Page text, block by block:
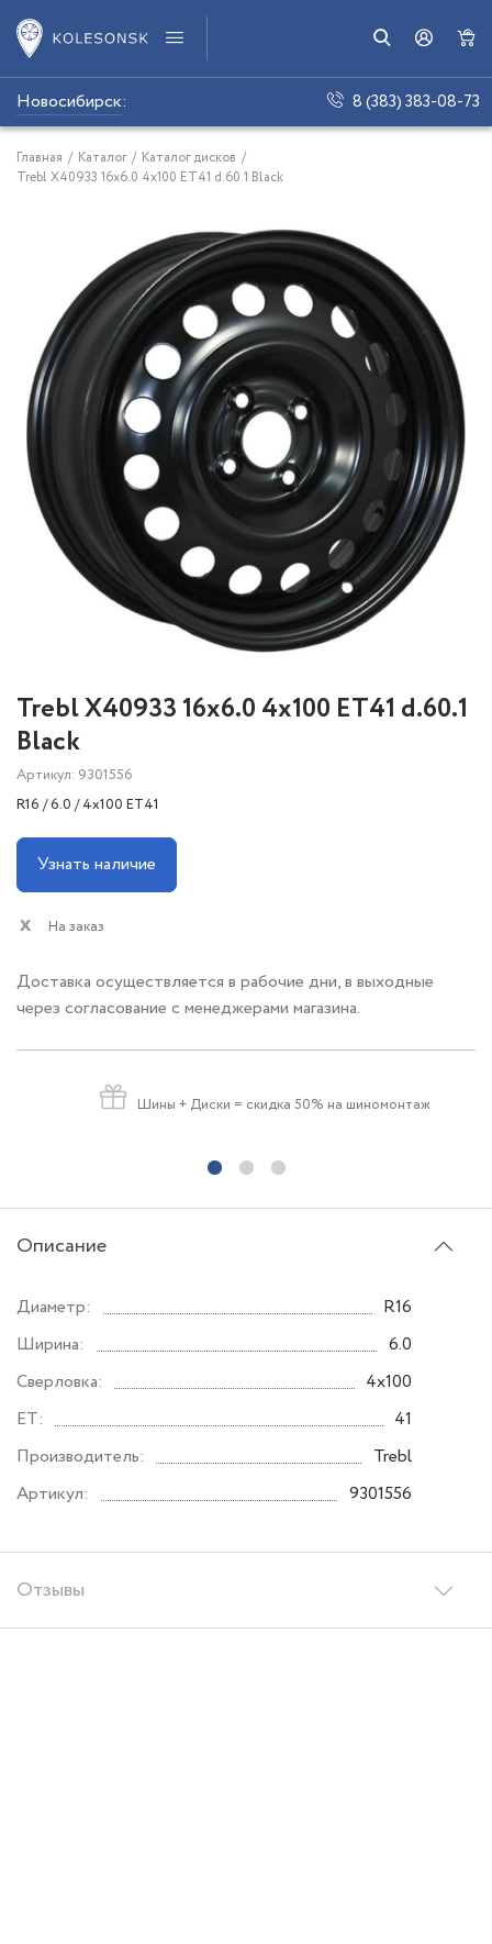
Новосибирск: 8 (383) 383-08-73
Главная / Каталог / Каталог дисков /
Trebl X40933 16x6.0 4x100 ET41 d.60.1 Black
Trebl X40933 16x6.0 4x100 ET41 d.60.1
Black
Артикул: 9301556
R16 / 6.0 / 4x100 ET41
Узнать наличие
На заказ
Доставка осуществляется в рабочие дни, в выходные
через согласование с менеджерами магазина.
Шины + Диски = скидка 50% на шиномонтаж
Описание
Отзывы
Диаметр:
R16
Ширина:
6.0
Сверловка:
4x100
ET:
41
Производитель:
Trebl
Артикул:
9301556